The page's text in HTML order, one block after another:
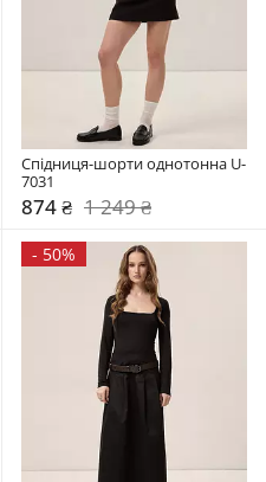
Спідниця-шорти однотонна U-
7031
874 ₴ 1 249 ₴
- 50%